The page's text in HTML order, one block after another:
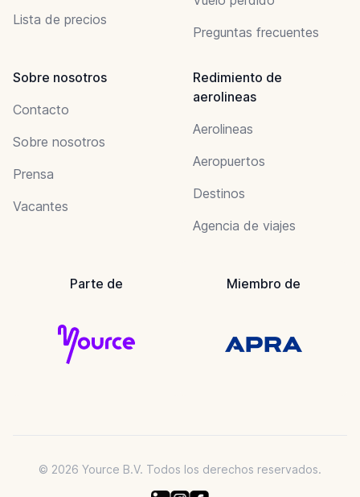
Lista de precios
Preguntas frecuentes
Sobre nosotros
Contacto
Sobre nosotros
Prensa
Vacantes
Redimiento de
aerolineas
Aerolineas
Aeropuertos
Destinos
Agencia de viajes
Parte de Miembro de
© 2026 Yource B.V. Todos los derechos reservados.